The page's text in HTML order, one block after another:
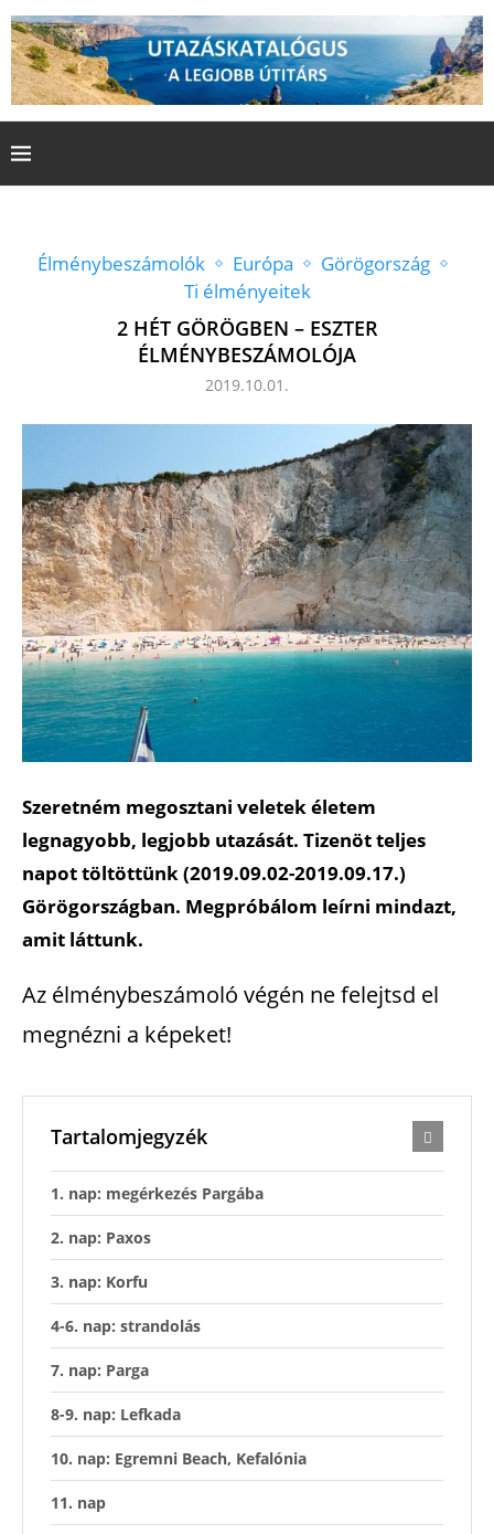
Élménybeszámolók Európa
Görögország
Ti élményeitek
2 HÉT GÖRÖGBEN – ESZTER
ÉLMÉNYBESZÁMOLÓJA
2019.10.01.
Szeretném megosztani veletek életem
legnagyobb, legjobb utazását. Tizenöt teljes
napot töltöttünk (2019.09.02-2019.09.17.)
Görögországban. Megpróbálom leírni mindazt,
amit láttunk.
Az élménybeszámoló végén ne felejtsd el
megnézni a képeket!
Tartalomjegyzék
1. nap: megérkezés Pargába
2. nap: Paxos
3. nap: Korfu
4-6. nap: strandolás
7. nap: Parga
8-9. nap: Lefkada
10. nap: Egremni Beach, Kefalónia
11. nap